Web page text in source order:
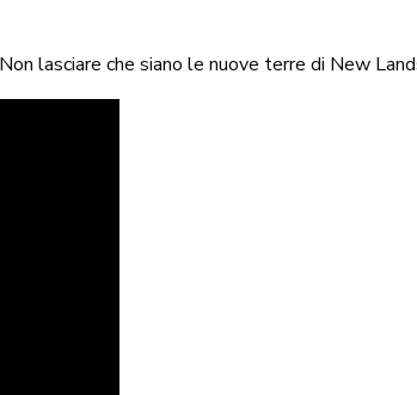
lasciare che siano le nuove terre di New